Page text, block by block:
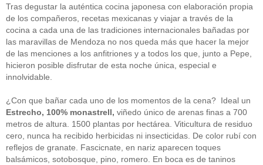
Cocina(38)
consejos(3)
El Celler de Can Roca(1)
Empresas(12)
ferran adria(10)
formación(1)
Gastronomía
Guipuzcoa
(2)
(1)
Joan Roca(2)
libros (2)
Madrid(4)
mejores-productos (3)
México(1)
Tras degustar la auténtica cocina japonesa con elaboración propia
de los compañeros, recetas mexicanas y viajar a través de la
cocina a cada una de las tradiciones internacionales bañadas por
las maravillas de Mendoza no nos queda más que hacer la mejor
de las menciones a los anfitriones y a todos los que, junto a Pepe,
hicieron posible disfrutar de esta noche única, especial e
innolvidable.
¿Con que bañar cada uno de los momentos de la cena? Ideal un
Estrecho, 100% monastrell, viñedo único de arenas finas a 700
metros de altura. 1500 plantas por hectárea. Viticultura de residuo
cero, nunca ha recibido herbicidas ni insecticidas. De color rubí con
reflejos de granate. Fascicnate, en nariz aparecen toques
balsámicos, sotobosque, pino, romero. En boca es de taninos